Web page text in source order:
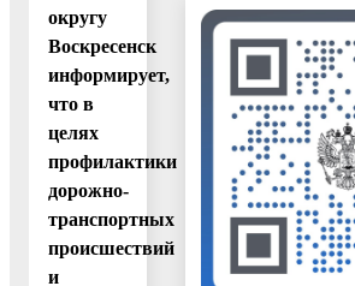
округу
Воскресенск
информирует,
что в
целях
профилактики
дорожно-
транспортных
происшествий
и